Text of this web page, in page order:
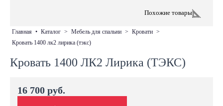
Похожие товары
главная • каталог > мебель для спальни > кровати >
кровать 1400 лк2 лирика (тэкс)
Кровать 1400 ЛК2 Лирика (ТЭКС)
16 700 руб.